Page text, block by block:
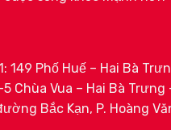
149 Phố Huế – Hai Bà
Chùa Vua – Hai Bà Trưng
Bắc Kạn, P. Hoàng